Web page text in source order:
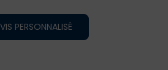
PERSONNALISÉ